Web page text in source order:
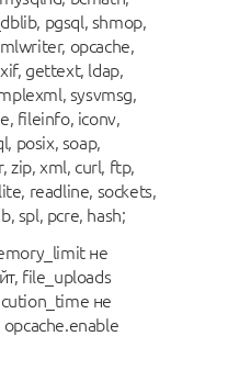
pgsql, shmop,
opcache,
gettext, ldap,
sysvmsg,
fileinfo, iconv,
posix, soap,
zip, xml, curl, ftp,
readline, sockets,
spl, pcre, hash;
не
file_uploads
не